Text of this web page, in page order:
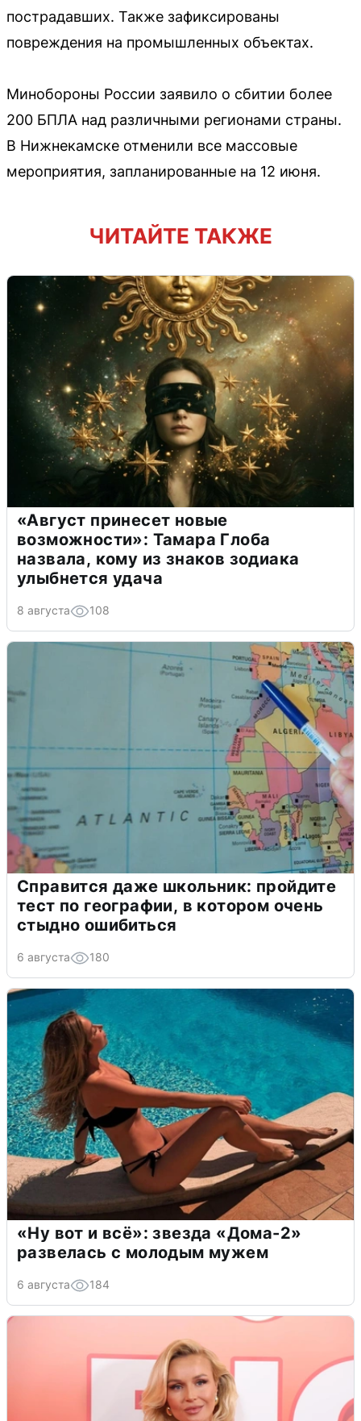
пострадавших. Также зафиксированы
повреждения на промышленных объектах.
Минобороны России заявило о сбитии более
200 БПЛА над различными регионами страны.
В Нижнекамске отменили все массовые
мероприятия, запланированные на 12 июня.
ЧИТАЙТЕ ТАКЖЕ
«Август принесет новые
возможности»: Тамара Глоба
назвала, кому из знаков зодиака
улыбнется удача
8 августа 108
Справится даже школьник: пройдите
тест по географии, в котором очень
стыдно ошибиться
6 августа 180
«Ну вот и всё»: звезда «Дома-2»
развелась с молодым мужем
6 августа 184